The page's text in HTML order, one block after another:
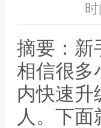
摘要：新
相信很多
内快速升
人。下